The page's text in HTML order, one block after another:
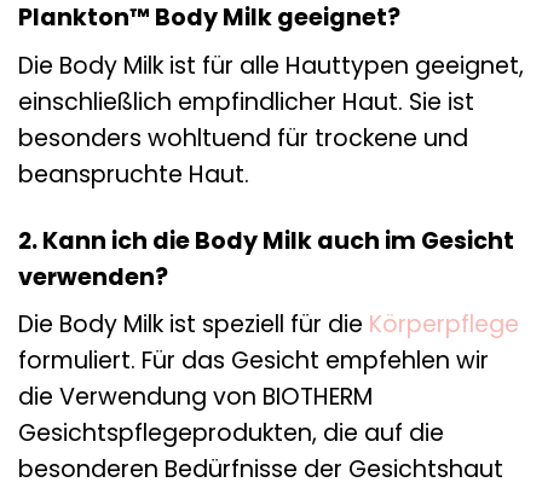
Plankton™ Body Milk geeignet?
Die Body Milk ist für alle Hauttypen geeignet,
einschließlich empfindlicher Haut. Sie ist
besonders wohltuend für trockene und
beanspruchte Haut.
2. Kann ich die Body Milk auch im Gesicht
verwenden?
Die Body Milk ist speziell für die Körperpflege
formuliert. Für das Gesicht empfehlen wir
die Verwendung von BIOTHERM
Gesichtspflegeprodukten, die auf die
besonderen Bedürfnisse der Gesichtshaut